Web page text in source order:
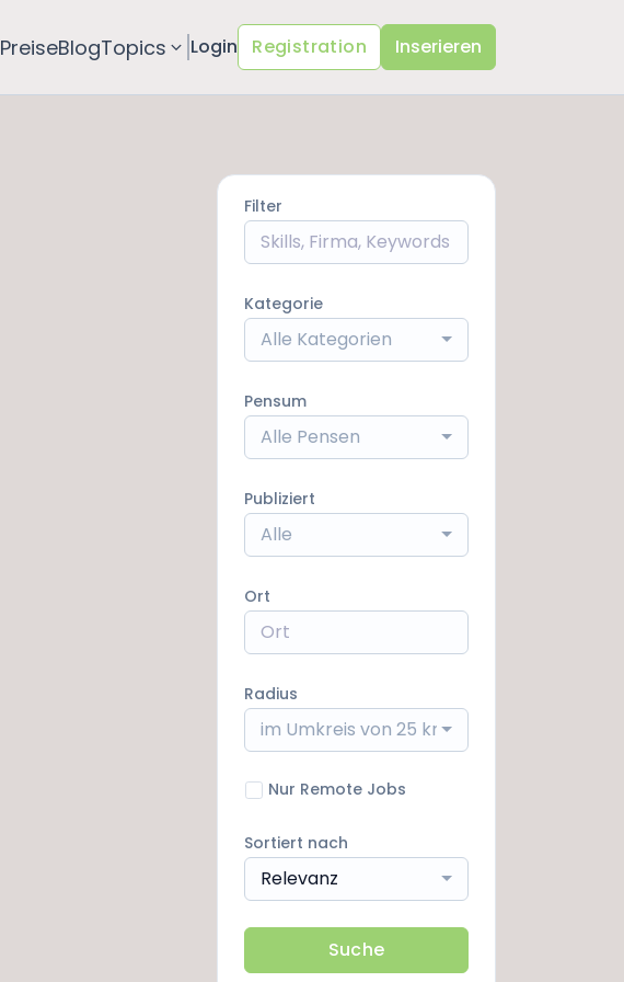
PreiseBlogTopics Login Registration Inserieren
Filter
Kategorie
Alle Kategorien
Pensum
Alle Pensen
Publiziert
Alle
Ort
Radius
im Umkreis von 25 km
Nur Remote Jobs
Sortiert nach
Relevanz
Suche